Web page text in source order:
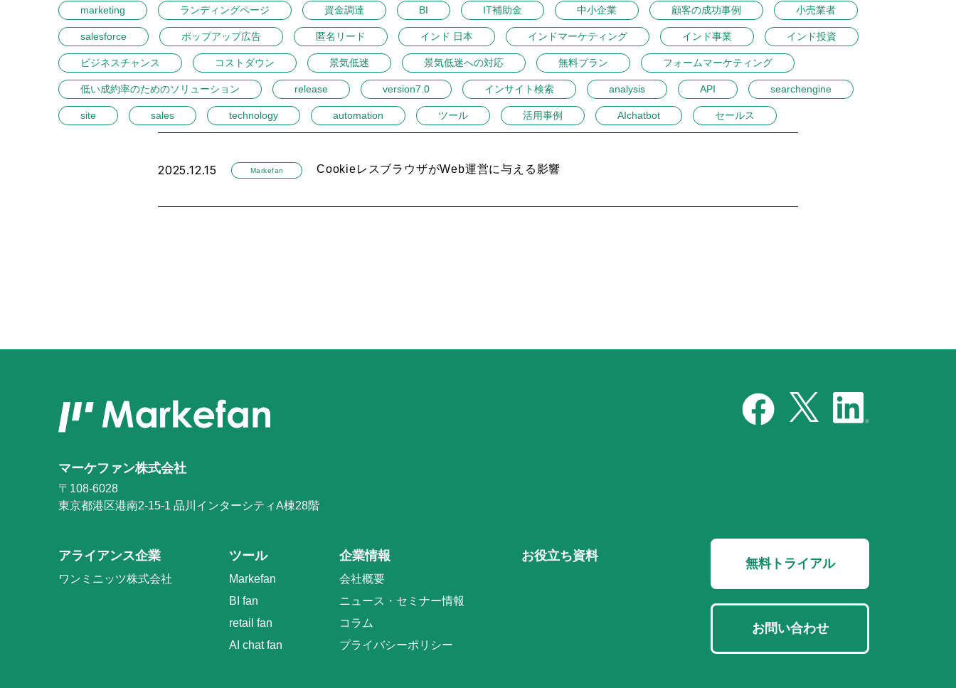
marketing ランディングページ 資金調達 BI IT補助金 中小企業 顧客の成功事例 小売業者
salesforce ポップアップ広告 匿名リード インド 日本 インドマーケティング インド事業 インド投資
ビジネスチャンス コストダウン 景気低迷 景気低迷への対応 無料プラン フォームマーケティング
低い成約率のためのソリューション release version7.0 インサイト検索 analysis API searchengine
site sales technology automation ツール 活用事例 AIchatbot セールス
2025.12.15 Markefan CookieレスブラウザがWeb運営に与える影響
マーケファン株式会社
〒108-6028
東京都港区港南2-15-1 品川インターシティA棟28階
アライアンス企業
ワンミニッツ株式会社
ツール
Markefan
BI fan
retail fan
AI chat fan
企業情報
会社概要
ニュース・セミナー情報
コラム
プライバシーポリシー
お役立ち資料
無料トライアル
お問い合わせ